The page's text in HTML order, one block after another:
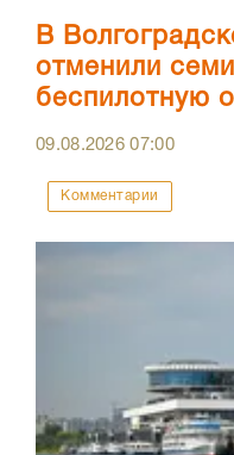
В
отменили
беспилотную
09.08.202607:00
Комментарии